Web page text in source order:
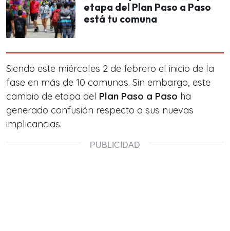
etapa del Plan Paso a Paso
está tu comuna
Siendo este miércoles 2 de febrero el inicio de la
fase en más de 10 comunas. Sin embargo, este
cambio de etapa del Plan Paso a Paso ha
generado confusión respecto a sus nuevas
implicancias.